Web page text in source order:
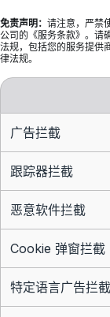
免责声明： 请注意，严禁
公司的《服务条款》。请
法规，包括您的服务提供
律法规。
广告拦截
跟踪器拦截
恶意软件拦截
Cookie 弹窗拦截
特定语言广告拦截